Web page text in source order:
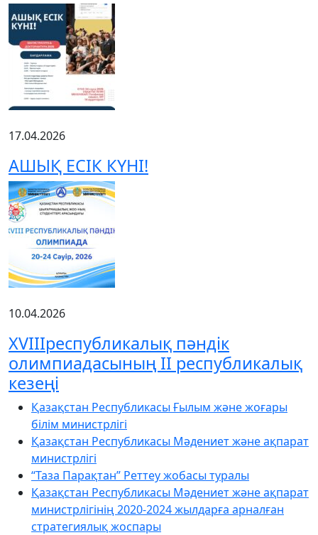
17.04.2026
АШЫҚ ЕСІК КҮНІ!
10.04.2026
XVIIIреспубликалық пәндік
олимпиадасының ІІ республикалық
кезеңі
Қазақстан Республикасы Ғылым және жоғары
білім министрлігі
Қазақстан Республикасы Мәдениет және ақпарат
министрлігі
“Таза Парақтан” Реттеу жобасы туралы
Қазақстан Республикасы Мәдениет және ақпарат
министрлігінің 2020-2024 жылдарға арналған
стратегиялық жоспары